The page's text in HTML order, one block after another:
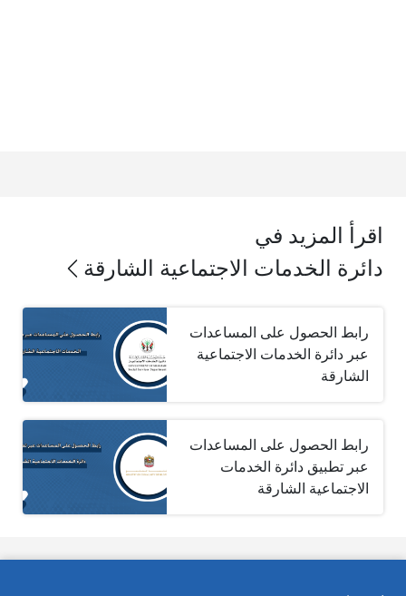
اقرأ المزيد في
دائرة الخدمات الاجتماعية الشارقة
رابط الحصول على المساعدات
عبر دائرة الخدمات الاجتماعية
الشارقة
رابط الحصول على المساعدات
عبر تطبيق دائرة الخدمات
الاجتماعية الشارقة